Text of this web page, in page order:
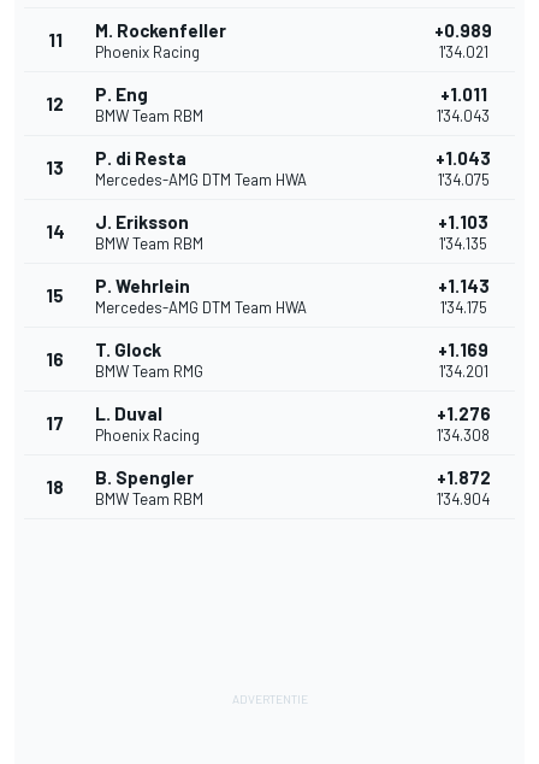
11 M. Rockenfeller
Phoenix Racing
+0.989
1'34.021
12 P. Eng
BMW Team RBM
+1.011
1'34.043
13 P. di Resta
Mercedes-AMG DTM Team HWA
+1.043
1'34.075
14 J. Eriksson
BMW Team RBM
+1.103
1'34.135
15 P. Wehrlein
Mercedes-AMG DTM Team HWA
+1.143
1'34.175
16 T. Glock
BMW Team RMG
+1.169
1'34.201
17 L. Duval
Phoenix Racing
+1.276
1'34.308
18 B. Spengler
BMW Team RBM
+1.872
1'34.904